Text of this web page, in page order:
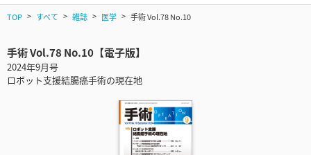
TOP すべて 雑誌 医学 手術 Vol.78 No.10
手術 Vol.78 No.10【電子版】
2024年9月号
ロボット支援結腸癌手術の現在地